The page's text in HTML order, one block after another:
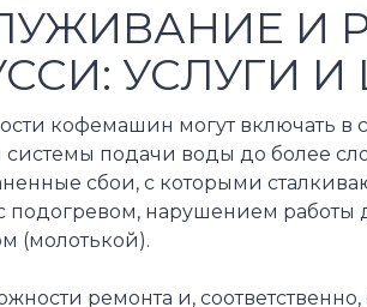
И
УСЛУГИ
кофемашин могут включать в
системы подачи воды до более
сбои, с которыми
подогревом, нарушением работы
(молотькой).
ремонта и,